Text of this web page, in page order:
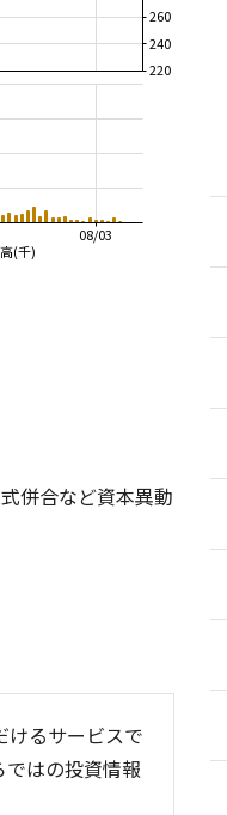
(千)
08/03
220
240
260
高(千)
高(千)
併合など資本異動
けるサービスで
はの投資情報